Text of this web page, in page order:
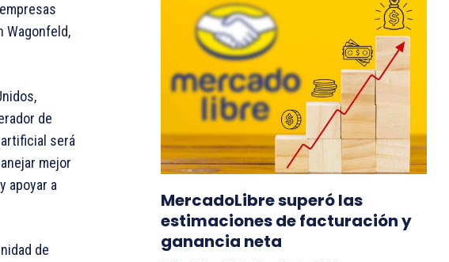
Wagonfeld,
de
será
mejor
apoyar a
de
MercadoLibre superó las
estimaciones de facturación y
ganancia neta